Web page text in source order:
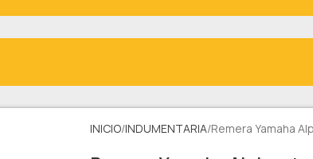
INICIO INDUMENTARIA Remera Yamaha